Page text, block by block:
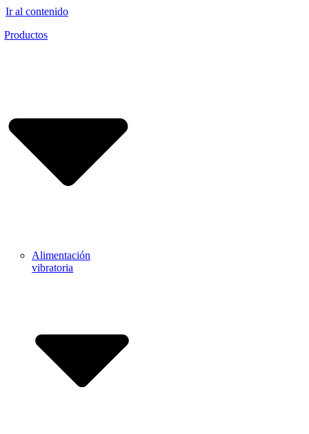
Ir al contenido
Productos
Alimentación
vibratoria